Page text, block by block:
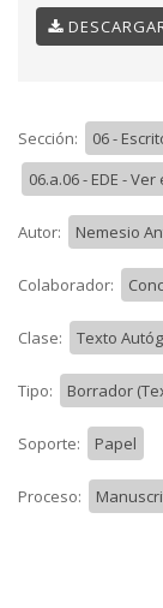
Sección: 06 -
06.a.06 - EDE -
Autor: Nemesio
Colaborador:
Clase: Texto
Tipo: Borrador
Soporte: Papel
Proceso: